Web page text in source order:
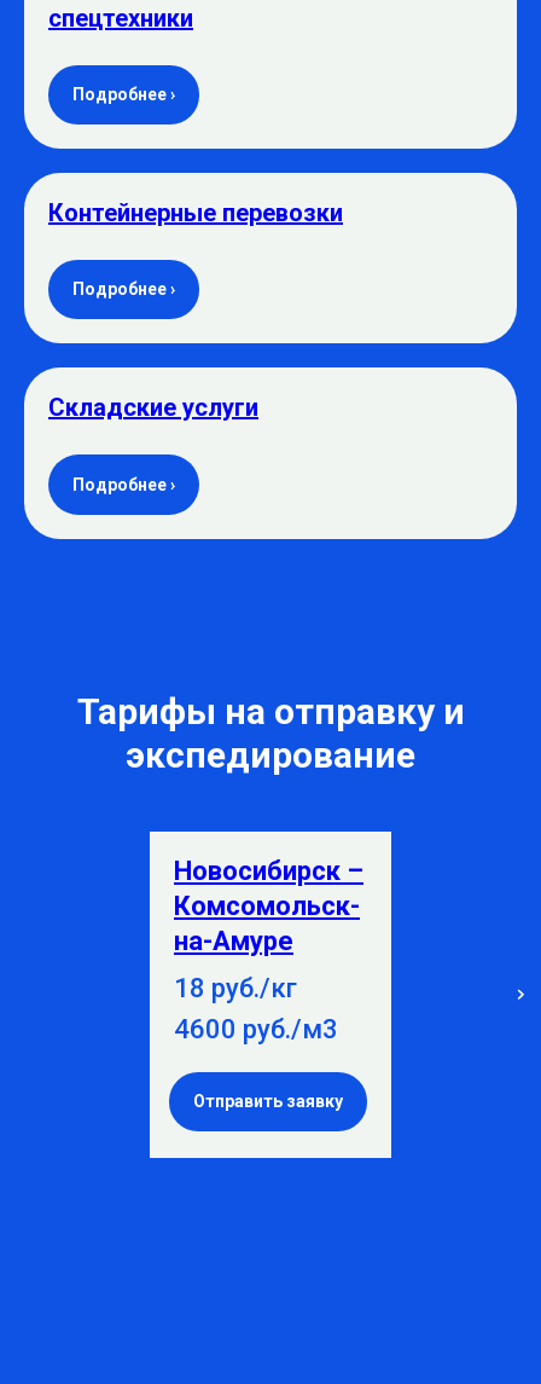
спецтехники
Подробнее ›
Контейнерные перевозки
Подробнее ›
Складские услуги
Подробнее ›
Тарифы на отправку и
экспедирование
Новосибирск –
Комсомольск-
на-Амуре
18 руб./кг
4600 руб./м3
Отправить заявку